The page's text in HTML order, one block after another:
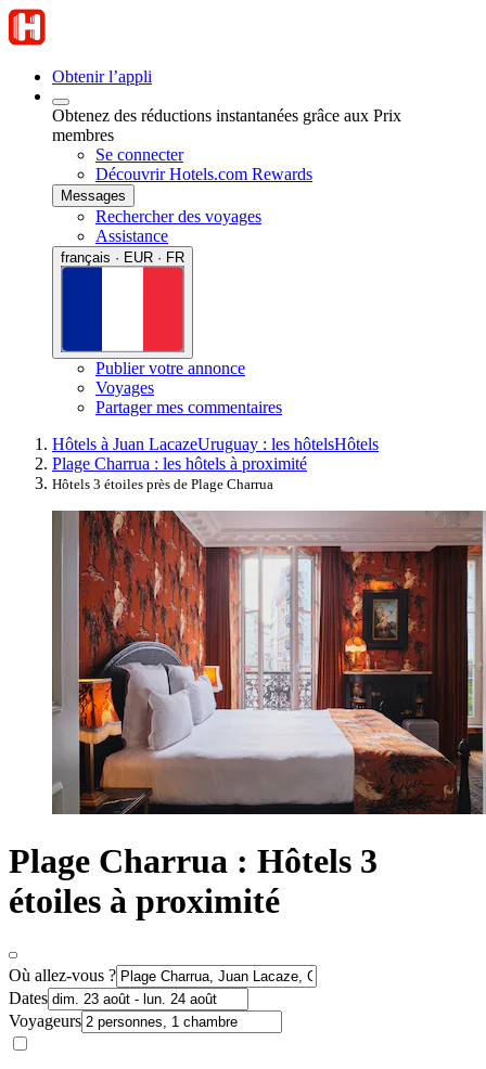
Obtenir l’appli
Obtenez des réductions instantanées grâce aux Prix
membres
Se connecter
Découvrir Hotels.com Rewards
Messages
Rechercher des voyages
Assistance
français · EUR · FR
Publier votre annonce
Voyages
Partager mes commentaires
Hôtels à Juan LacazeUruguay : les hôtelsHôtels
Plage Charrua : les hôtels à proximité
Hôtels 3 étoiles près de Plage Charrua
Plage Charrua : Hôtels 3
étoiles à proximité
Où allez-vous ?
Dates
Voyageurs